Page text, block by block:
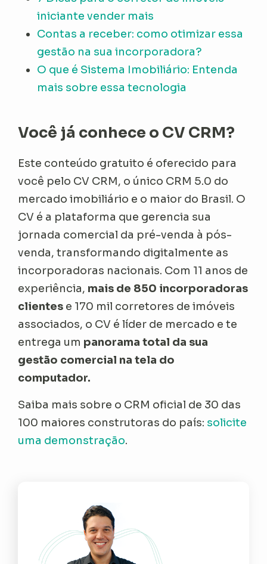
iniciante vender mais
Contas a receber: como otimizar essa
gestão na sua incorporadora?
O que é Sistema Imobiliário: Entenda
mais sobre essa tecnologia
Você já conhece o CV CRM?
Este conteúdo gratuito é oferecido para
você pelo CV CRM, o único CRM 5.0 do
mercado imobiliário e o maior do Brasil. O
CV é a plataforma que gerencia sua
jornada comercial da pré-venda à pós-
venda, transformando digitalmente as
incorporadoras nacionais. Com 11 anos de
experiência, mais de 850 incorporadoras
clientes e 170 mil corretores de imóveis
associados, o CV é líder de mercado e te
entrega um panorama total da sua
gestão comercial na tela do
computador.
Saiba mais sobre o CRM oficial de 30 das
100 maiores construtoras do país: solicite
uma demonstração.